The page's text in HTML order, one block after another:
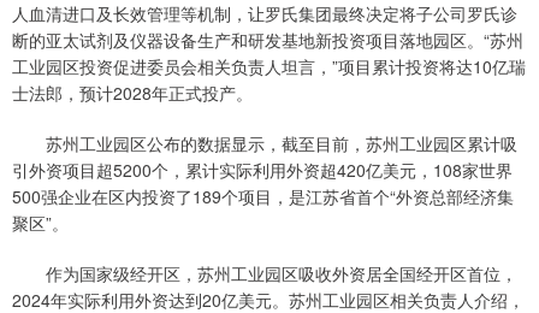
人血清进口及长效管理等机制，让罗氏集团最终决定将子公司罗氏诊
断的亚太试剂及仪器设备生产和研发基地新投资项目落地园区。“苏州
工业园区投资促进委员会相关负责人坦言，”项目累计投资将达10亿瑞
士法郎，预计2028年正式投产。
苏州工业园区公布的数据显示，截至目前，苏州工业园区累计吸
引外资项目超5200个，累计实际利用外资超420亿美元，108家世界
500强企业在区内投资了189个项目，是江苏省首个“外资总部经济集
聚区”。
作为国家级经开区，苏州工业园区吸收外资居全国经开区首位，
2024年实际利用外资达到20亿美元。苏州工业园区相关负责人介绍，